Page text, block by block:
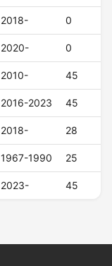
2018- 0
2020- 0
2010- 45
2016-2023 45
2018- 28
1967-1990 25
2023- 45